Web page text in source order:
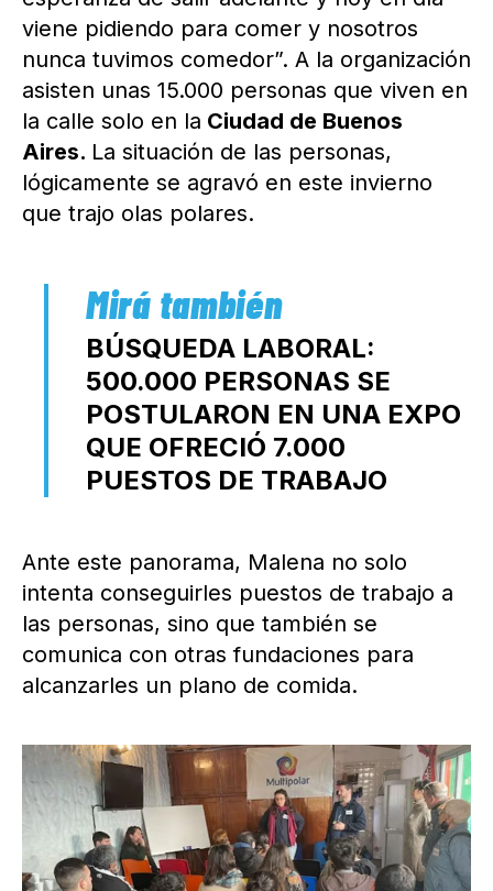
viene pidiendo para comer y nosotros
nunca tuvimos comedor”. A la organización
asisten unas 15.000 personas que viven en
la calle solo en la Ciudad de Buenos
Aires. La situación de las personas,
lógicamente se agravó en este invierno
que trajo olas polares.
BÚSQUEDA LABORAL:
500.000 PERSONAS SE
POSTULARON EN UNA EXPO
QUE OFRECIÓ 7.000
PUESTOS DE TRABAJO
Ante este panorama, Malena no solo
intenta conseguirles puestos de trabajo a
las personas, sino que también se
comunica con otras fundaciones para
alcanzarles un plano de comida.